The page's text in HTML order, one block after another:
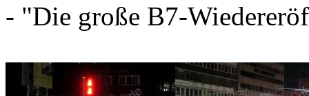
- "Die große B7-